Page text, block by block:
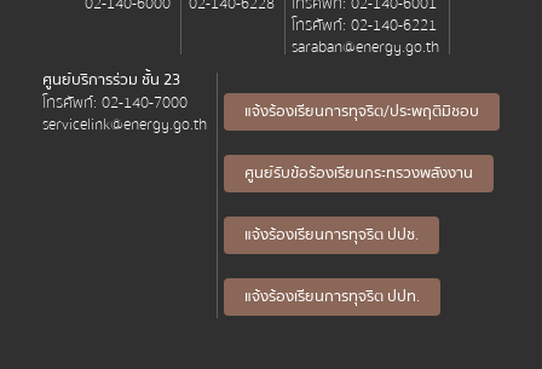
โทรศัพท์:02-140-6221
saraban@energy.go.th
ศูนย์บริการร่วม ชั้น 23
โทรศัพท์: 02-140-7000
servicelink@energy.go.th
แจ้งร้องเรียนการทุจริต/ประพฤติมิชอบ
ศูนย์รับข้อร้องเรียนกระทรวงพลังงาน
แจ้งร้องเรียนการทุจริต ปปช.
แจ้งร้องเรียนการทุจริต ปปท.